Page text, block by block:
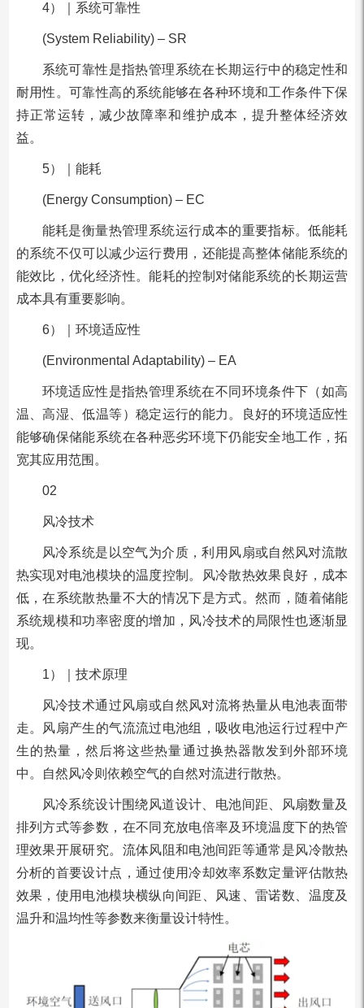
4）｜系统可靠性
(System Reliability) – SR
系统可靠性是指热管理系统在长期运行中的稳定性和
耐用性。可靠性高的系统能够在各种环境和工作条件下保
持正常运转，减少故障率和维护成本，提升整体经济效
益。
5）｜能耗
(Energy Consumption) – EC
能耗是衡量热管理系统运行成本的重要指标。低能耗
的系统不仅可以减少运行费用，还能提高整体储能系统的
能效比，优化经济性。能耗的控制对储能系统的长期运营
成本具有重要影响。
6）｜环境适应性
(Environmental Adaptability) – EA
环境适应性是指热管理系统在不同环境条件下（如高
温、高湿、低温等）稳定运行的能力。良好的环境适应性
能够确保储能系统在各种恶劣环境下仍能安全地工作，拓
宽其应用范围。
02
风冷技术
风冷系统是以空气为介质，利用风扇或自然风对流散
热实现对电池模块的温度控制。风冷散热效果良好，成本
低，在系统散热量不大的情况下是方式。然而，随着储能
系统规模和功率密度的增加，风冷技术的局限性也逐渐显
现。
1）｜技术原理
风冷技术通过风扇或自然风对流将热量从电池表面带
走。风扇产生的气流流过电池组，吸收电池运行过程中产
生的热量，然后将这些热量通过换热器散发到外部环境
中。自然风冷则依赖空气的自然对流进行散热。
风冷系统设计围绕风道设计、电池间距、风扇数量及
排列方式等参数，在不同充放电倍率及环境温度下的热管
理效果开展研究。流体风阻和电池间距等通常是风冷散热
分析的首要设计点，通过使用冷却效率系数定量评估散热
效果，使用电池模块横纵向间距、风速、雷诺数、温度及
温升和温均性等参数来衡量设计特性。